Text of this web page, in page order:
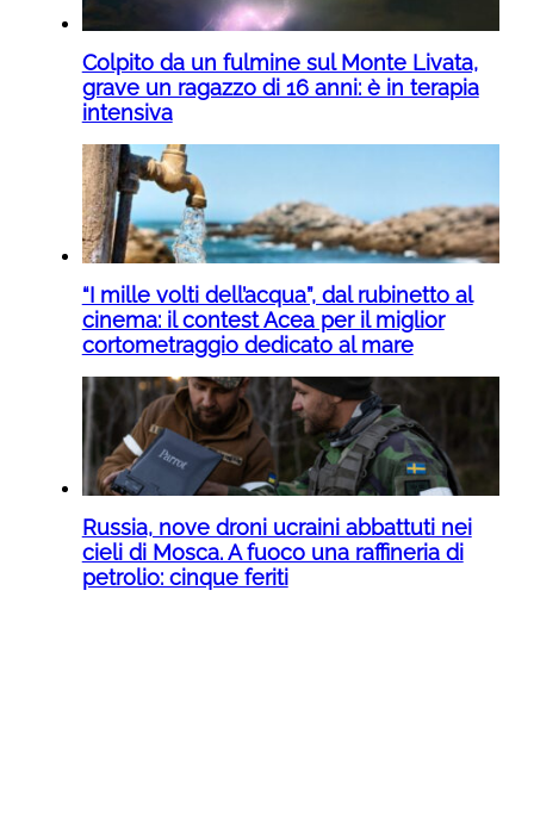
Colpito da un fulmine sul Monte Livata,
grave un ragazzo di 16 anni: è in terapia
intensiva
“I mille volti dell’acqua”, dal rubinetto al
cinema: il contest Acea per il miglior
cortometraggio dedicato al mare
Russia, nove droni ucraini abbattuti nei
cieli di Mosca. A fuoco una raffineria di
petrolio: cinque feriti